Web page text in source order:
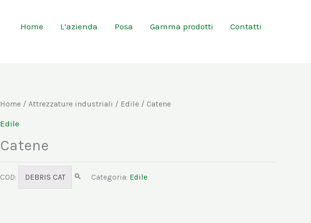
Home L’azienda Posa Gamma prodotti Contatti
Home / Attrezzature industriali / Edile / Catene
Edile
Catene
COD: DEBRIS CAT Categoria: Edile